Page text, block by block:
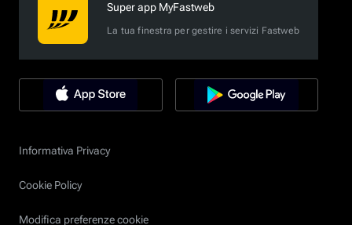
Super app MyFastweb
La tua finestra per gestire i servizi Fastweb
Informativa Privacy
Cookie Policy
Modifica preferenze cookie